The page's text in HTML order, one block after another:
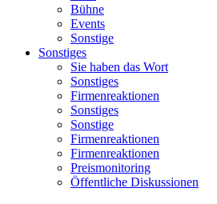
Bühne
Events
Sonstige
Sonstiges
Sie haben das Wort
Sonstiges
Firmenreaktionen
Sonstiges
Sonstige
Firmenreaktionen
Firmenreaktionen
Preismonitoring
Öffentliche Diskussionen